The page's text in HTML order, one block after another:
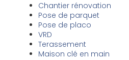
Chantier rénovation
Pose de parquet
Pose de placo
VRD
Terassement
Maison clé en main